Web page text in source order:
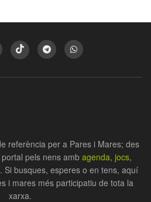
referència per a Pares i Mares; des
pels nens amb agenda, jocs,
. Si busques, esperes o en tens, aquí
i mares més participatiu de tota la
xarxa.